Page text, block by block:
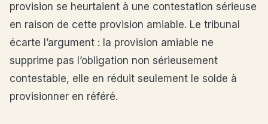
provision se heurtaient à une contestation sérieuse
en raison de cette provision amiable. Le tribunal
écarte l’argument : la provision amiable ne
supprime pas l’obligation non sérieusement
contestable, elle en réduit seulement le solde à
provisionner en référé.